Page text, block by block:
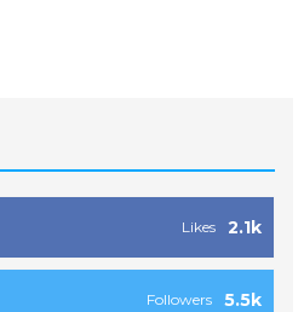
2.1k
Likes
5.5k
Followers